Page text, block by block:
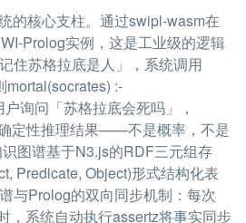
的核心支柱。通过swipl-wasm在
Prolog实例，这是工业级的逻辑
住苏格拉底是人」，系统调用
:-
询问「苏格拉底会死吗」，
定性推理结果——不是概率，不是
图谱基于N3.js的RDF三元组存
Predicate, Object)形式结构化表
与Prolog的双向同步机制：每次
，系统自动执行assertz将事实同步